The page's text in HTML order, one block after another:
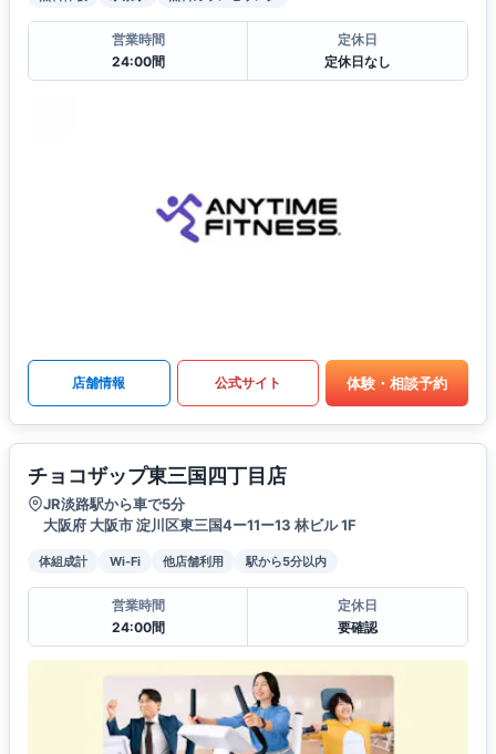
営業時間
24:00間
定休日
定休日なし
店舗情報 公式サイト 体験・相談予約
チョコザップ東三国四丁目店
JR淡路駅から車で5分
大阪府 大阪市 淀川区東三国4ー11ー13 林ビル 1F
体組成計 Wi-Fi 他店舗利用 駅から5分以内
営業時間
24:00間
定休日
要確認